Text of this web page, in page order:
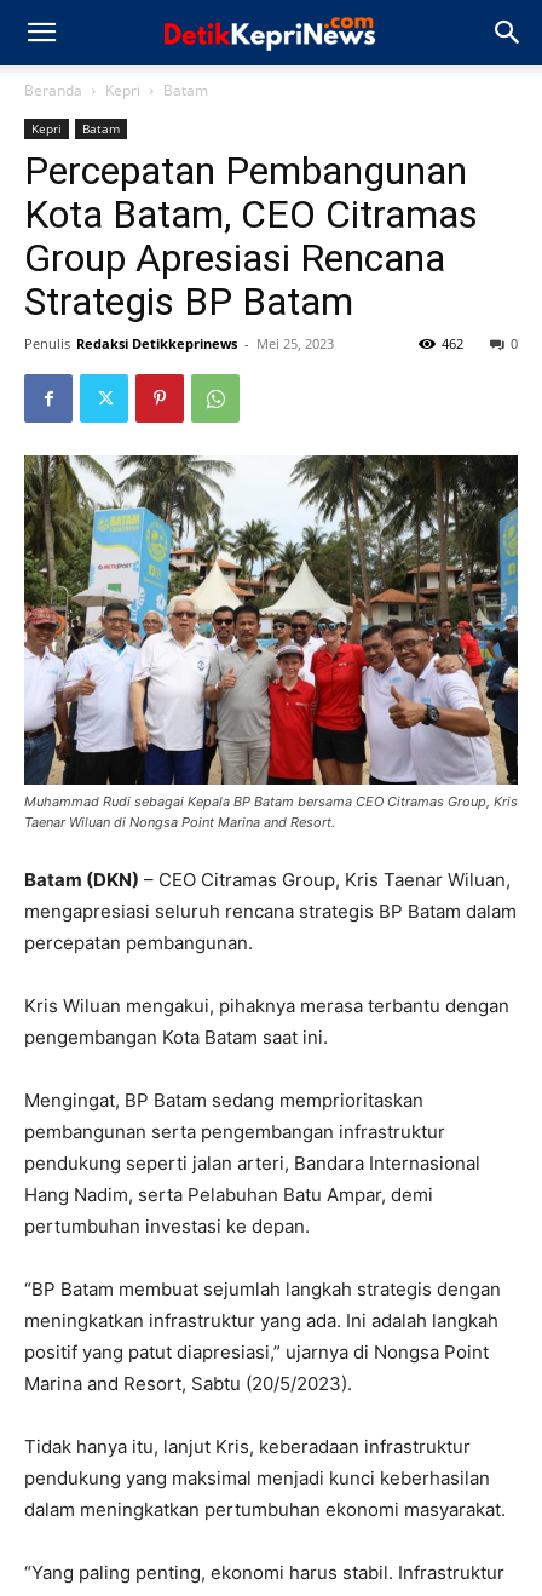
Beranda Kepri Batam
Kepri Batam
Percepatan Pembangunan
Kota Batam, CEO Citramas
Group Apresiasi Rencana
Strategis BP Batam
Penulis Redaksi Detikkeprinews - Mei 25, 2023 0
462
Muhammad Rudi sebagai Kepala BP Batam bersama CEO Citramas Group, Kris
Taenar Wiluan di Nongsa Point Marina and Resort.
Batam (DKN) – CEO Citramas Group, Kris Taenar Wiluan,
mengapresiasi seluruh rencana strategis BP Batam dalam
percepatan pembangunan.
Kris Wiluan mengakui, pihaknya merasa terbantu dengan
pengembangan Kota Batam saat ini.
Mengingat, BP Batam sedang memprioritaskan
pembangunan serta pengembangan infrastruktur
pendukung seperti jalan arteri, Bandara Internasional
Hang Nadim, serta Pelabuhan Batu Ampar, demi
pertumbuhan investasi ke depan.
“BP Batam membuat sejumlah langkah strategis dengan
meningkatkan infrastruktur yang ada. Ini adalah langkah
positif yang patut diapresiasi,” ujarnya di Nongsa Point
Marina and Resort, Sabtu (20/5/2023).
Tidak hanya itu, lanjut Kris, keberadaan infrastruktur
pendukung yang maksimal menjadi kunci keberhasilan
dalam meningkatkan pertumbuhan ekonomi masyarakat.
“Yang paling penting, ekonomi harus stabil. Infrastruktur